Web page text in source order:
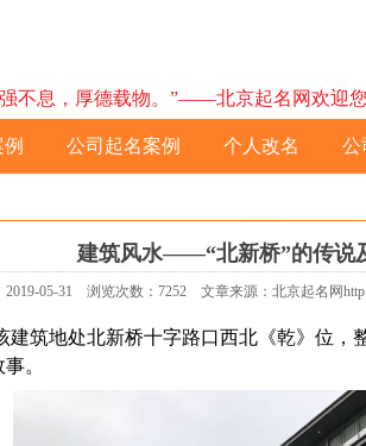
强不息，厚德载物。”——北京起名网欢迎
公司起名案例 个人改名 公
建筑风水——“北新桥”的传说
2019-05-31 浏览次数：7252 文章来源：北京起名网
筑地处北新桥十字路口西北《乾》位，
。